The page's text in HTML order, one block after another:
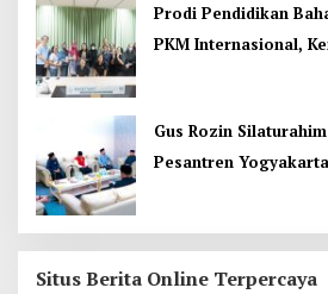
Prodi Pendidikan
PKM Internasional,
Gus Rozin
Pesantren
Situs Berita Online Terpercaya